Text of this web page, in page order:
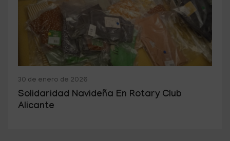
30 de enero de 2026
Solidaridad Navideña En Rotary Club
Alicante